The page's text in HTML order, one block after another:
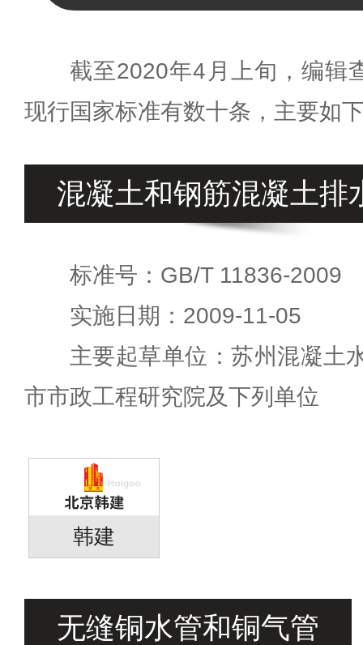
截至2020年4月上旬，编辑
现行国家标准有数十条，主要如
混凝土和钢筋混凝土排
标准号：GB/T 11836-2009
实施日期：2009-11-05
主要起草单位：苏州混凝土
市市政工程研究院及下列单位
韩建
无缝铜水管和铜气管